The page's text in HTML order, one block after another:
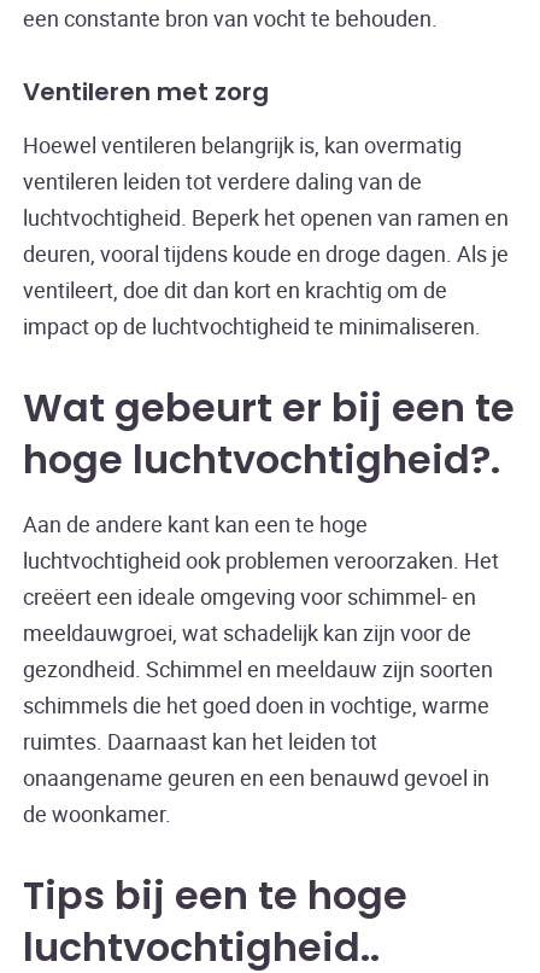
een constante bron van vocht te behouden.
Ventileren met zorg
Hoewel ventileren belangrijk is, kan overmatig
ventileren leiden tot verdere daling van de
luchtvochtigheid. Beperk het openen van ramen en
deuren, vooral tijdens koude en droge dagen. Als je
ventileert, doe dit dan kort en krachtig om de
impact op de luchtvochtigheid te minimaliseren.
Wat gebeurt er bij een te
hoge luchtvochtigheid?
Aan de andere kant kan een te hoge
luchtvochtigheid ook problemen veroorzaken. Het
creëert een ideale omgeving voor schimmel- en
meeldauwgroei, wat schadelijk kan zijn voor de
gezondheid. Schimmel en meeldauw zijn soorten
schimmels die het goed doen in vochtige, warme
ruimtes. Daarnaast kan het leiden tot
onaangename geuren en een benauwd gevoel in
de woonkamer.
Tips bij een te hoge
luchtvochtigheid.